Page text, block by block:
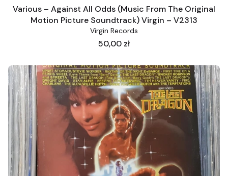
Various ‎– Against All Odds (Music From The Original
Motion Picture Soundtrack) Virgin ‎– V2313
Virgin Records
Cena
50,00 zł